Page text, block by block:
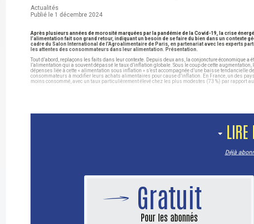
Actualités
Publié le 1 décembre 2024
Après plusieurs années de morosité marquées par la pandémie de la Covid-19, la crise
l’alimentation fait son grand retour, indiquant un besoin de se faire du bien dans un contexte
cadre du Salon International de l’Agroalimentaire de Paris, en partenariat avec les experts
les attentes des consommateurs dans leur alimentation. Présentation.
Tout d’abord, replaçons les faits dans leur contexte. Depuis deux ans, la conjoncture économique
l’alimentation qui a souvent dépassé le taux d’inflation globale. Sous le coup de cette
dépenses liée à cette « alimentation sous inflation » s’est accompagnée d’une baisse
consommateurs à modifier leurs achats alimentaires pour cause d’inflation. En France, un des
moins consommé, avec un taux particulièrement élevé chez les plus modestes (73 %) par rapport
LIRE
Déjà
Gratuit
Pour les abonnés